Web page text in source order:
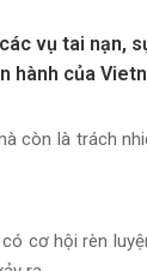
vụ tai nạn,
hành của
còn là trách
cơ hội rèn